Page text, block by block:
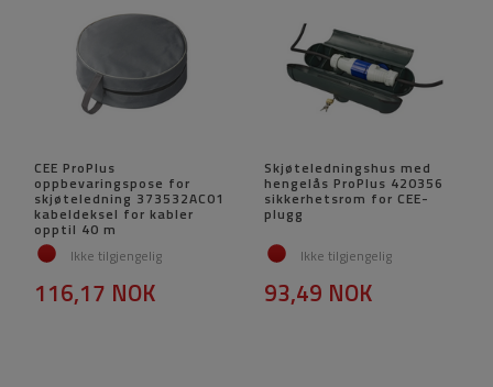
CEE ProPlus
oppbevaringspose for
skjøteledning 373532AC01
kabeldeksel for kabler
opptil 40 m
Ikke tilgjengelig
116,17 NOK
Skjøteledningshus med
hengelås ProPlus 420356
sikkerhetsrom for CEE-
plugg
Ikke tilgjengelig
93,49 NOK